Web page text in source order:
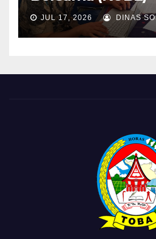
JUL 17, 2026 DINAS